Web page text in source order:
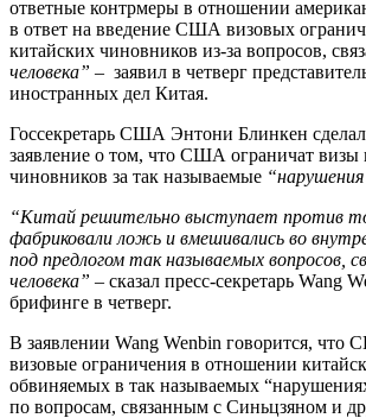
ответные контрмеры в отношении
в ответ на введение США визовых
китайских чиновников из-за вопросов,
человека” – заявил в четверг
иностранных дел Китая.
Госсекретарь США Энтони Блинкен
заявление о том, что США ограничат визы
чиновников за так называемые “нарушения
“Китай решительно выступает против
фабриковали ложь и вмешивались во
под предлогом так называемых вопросов,
человека” – сказал пресс-секретарь Wang
брифинге в четверг.
В заявлении Wang Wenbin говорится, что
визовые ограничения в отношении
обвиняемых в так называемых
по вопросам, связанным с Синьцзяном и